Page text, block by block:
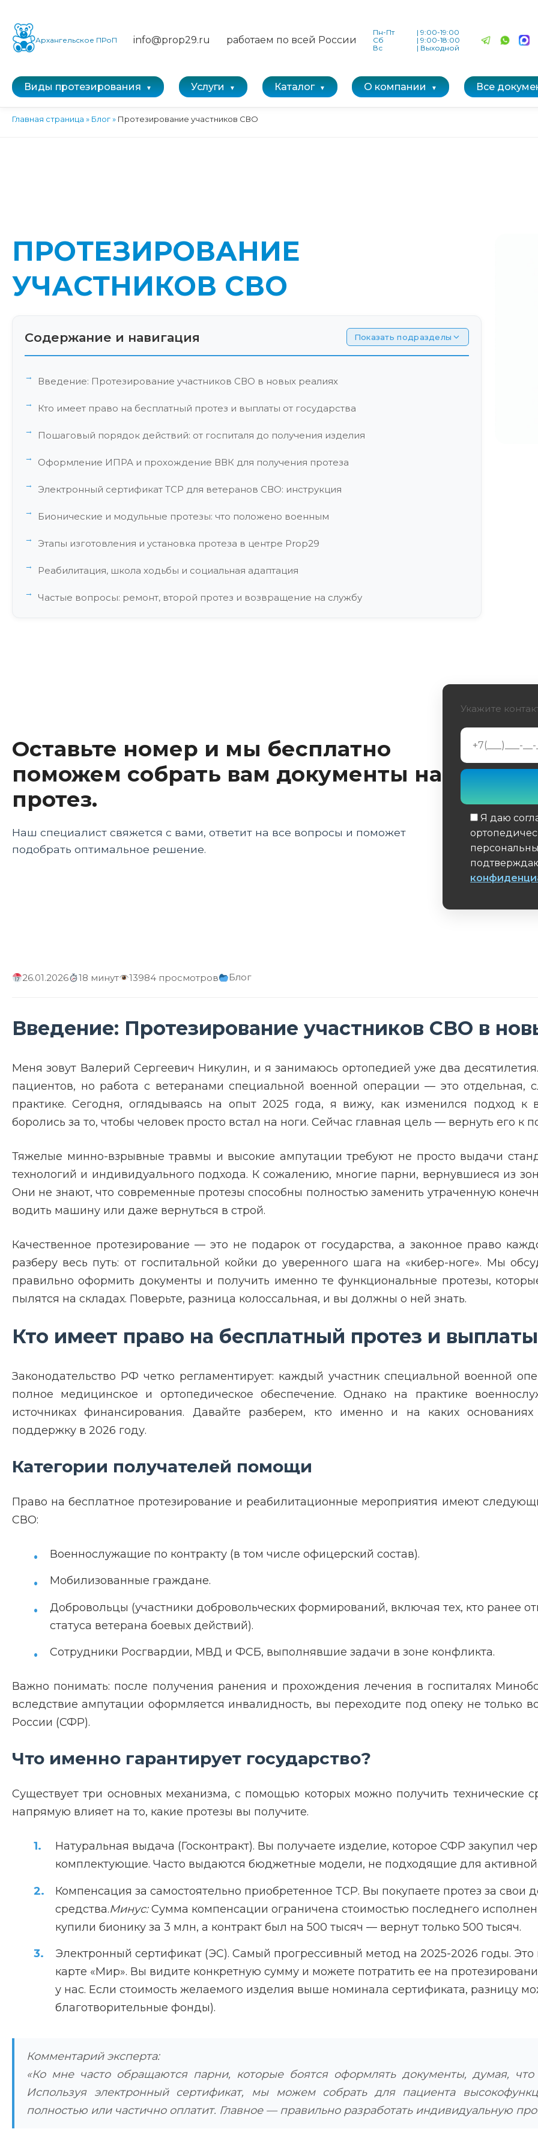
Архангельское ПРоП info@prop29.ru работаем по всей России
Пн-Пт | 9:00-19:00
Сб
| 9:00-18:00
Вс
| Выходной
Виды протезирования Услуги Каталог О компании Все
Главная страница » Блог» Протезирование участников СВО
ПРОТЕЗИРОВАНИЕ
УЧАСТНИКОВ СВО
Содержание и навигация Показать подразделы
Введение: Протезирование участников СВО в новых реалиях
Кто имеет право на бесплатный протез и выплаты от государства
Пошаговый порядок действий: от госпиталя до получения изделия
Оформление ИПРА и прохождение ВВК для получения протеза
Электронный сертификат ТСР для ветеранов СВО: инструкция
Бионические и модульные протезы: что положено военным
Этапы изготовления и установка протеза в центре Prop29
Реабилитация, школа ходьбы и социальная адаптация
Частые вопросы: ремонт, второй протез и возвращение на службу
Оставьте номер и мы бесплатно
поможем собрать вам документы на
протез.
Наш специалист свяжется с вами, ответит на все вопросы и поможет
подобрать оптимальное решение.
Укажите
Я даю
26.01.2026 18 минут 13984 просмотров Блог
Введение: Протезирование участников СВО в
Меня зовут Валерий Сергеевич Никулин, и я занимаюсь ортопедией уже два
пациентов, но работа с ветеранами специальной военной операции — это
практике. Сегодня, оглядываясь на опыт 2025 года, я вижу, как изменился подход
боролись за то, чтобы человек просто встал на ноги. Сейчас главная цель — вернуть его к
Тяжелые минно-взрывные травмы и высокие ампутации требуют не просто выдачи
технологий и индивидуального подхода. К сожалению, многие парни, вернувшиеся из
Они не знают, что современные протезы способны полностью заменить утраченную
водить машину или даже вернуться в строй.
Качественное протезирование — это не подарок от государства, а законное право
разберу весь путь: от госпитальной койки до уверенного шага на «кибер-ноге». Мы
правильно оформить документы и получить именно те функциональные протезы,
пылятся на складах. Поверьте, разница колоссальная, и вы должны о ней знать.
Кто имеет право на бесплатный протез и
Законодательство РФ четко регламентирует: каждый участник специальной военной
полное медицинское и ортопедическое обеспечение. Однако на практике
источниках финансирования. Давайте разберем, кто именно и на каких
поддержку в 2026 году.
Категории получателей помощи
Право на бесплатное протезирование и реабилитационные мероприятия имеют
СВО:
Военнослужащие по контракту (в том числе офицерский состав).
Мобилизованные граждане.
Добровольцы (участники добровольческих формирований, включая тех, кто ранее
статуса ветерана боевых действий).
Сотрудники Росгвардии, МВД и ФСБ, выполнявшие задачи в зоне конфликта.
Важно понимать: после получения ранения и прохождения лечения в госпиталях
вследствие ампутации оформляется инвалидность, вы переходите под опеку не только
России (СФР).
Что именно гарантирует государство?
Существует три основных механизма, с помощью которых можно получить технические
напрямую влияет на то, какие протезы вы получите.
Натуральная выдача (Госконтракт). Вы получаете изделие, которое СФР закупил
комплектующие. Часто выдаются бюджетные модели, не подходящие для
Компенсация за самостоятельно приобретенное ТСР. Вы покупаете протез за свои
средства.Минус:Сумма компенсации ограничена стоимостью последнего
купили бионику за 3 млн, а контракт был на 500 тысяч — вернут только 500 тысяч.
Электронный сертификат (ЭС). Самый прогрессивный метод на 2025-2026 годы.
карте «Мир». Вы видите конкретную сумму и можете потратить ее на
у нас. Если стоимость желаемого изделия выше номинала сертификата, разницу
благотворительные фонды).
Комментарий эксперта:
«Ко мне часто обращаются парни, которые боятся оформлять документы, думая,
Используя электронный сертификат, мы можем собрать для пациента
полностью или частично оплатит. Главное — правильно разработать индивидуальную